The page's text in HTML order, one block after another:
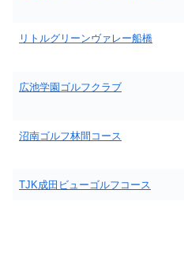
リトルグリーンヴァレー船橋
広池学園ゴルフクラブ
沼南ゴルフ林間コース
TJK成田ビューゴルフコース